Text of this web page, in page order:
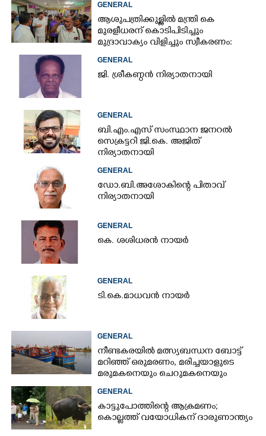
GENERAL
ആശുപത്രിക്കുള്ളിൽ മന്ത്രി കെ
മുരളീധരന് കൊടിപിടിച്ചും
മുദ്രാവാക്യം വിളിച്ചും സ്വീകരണം:
പിന്നാലെ വ്യാപകവിമർശനം
GENERAL
ജി. ശ്രീകണ്ഠൻ നിര്യാതനായി
GENERAL
ബി.എം.എസ് സംസ്ഥാന ജനറൽ
സെക്രട്ടറി ജി.കെ. അജിത്
നിര്യാതനായി
GENERAL
ഡോ.ബി.അശോകിന്റെ പിതാവ്
നിര്യാതനായി
GENERAL
കെ. ശശിധരൻ നായർ
GENERAL
ടി.കെ.മാധവൻ നായർ
GENERAL
നീണ്ടകരയിൽ മത്സ്യബന്ധന ബോട്ട്
മറിഞ്ഞ്​ ഒരുമരണം,​ മരിച്ചയാളുടെ
മരുമകനെയും ചെറുമകനെയും
കാണാനില്ല
GENERAL
കാട്ടുപോത്തിന്റെ ആക്രമണം;
കൊല്ലത്ത് വയോധികന് ദാരുണാന്ത്യം